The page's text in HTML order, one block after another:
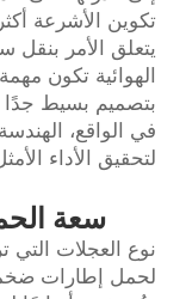
تكوين الأشرعة
يتعلق الأمر بنقل
الهوائية تكون
بتصميم بسيط جدًا
في الواقع،
لتحقيق الأداء
سعة
نوع العجلات التي
لحمل إطارات